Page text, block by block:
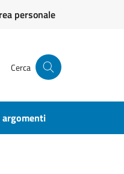
personale
Cerca